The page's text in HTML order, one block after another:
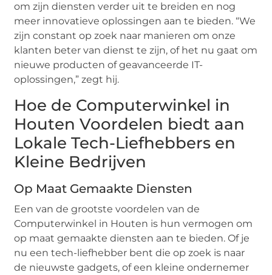
om zijn diensten verder uit te breiden en nog
meer innovatieve oplossingen aan te bieden. “We
zijn constant op zoek naar manieren om onze
klanten beter van dienst te zijn, of het nu gaat om
nieuwe producten of geavanceerde IT-
oplossingen,” zegt hij.
Hoe de Computerwinkel in
Houten Voordelen biedt aan
Lokale Tech-Liefhebbers en
Kleine Bedrijven
Op Maat Gemaakte Diensten
Een van de grootste voordelen van de
Computerwinkel in Houten is hun vermogen om
op maat gemaakte diensten aan te bieden. Of je
nu een tech-liefhebber bent die op zoek is naar
de nieuwste gadgets, of een kleine ondernemer